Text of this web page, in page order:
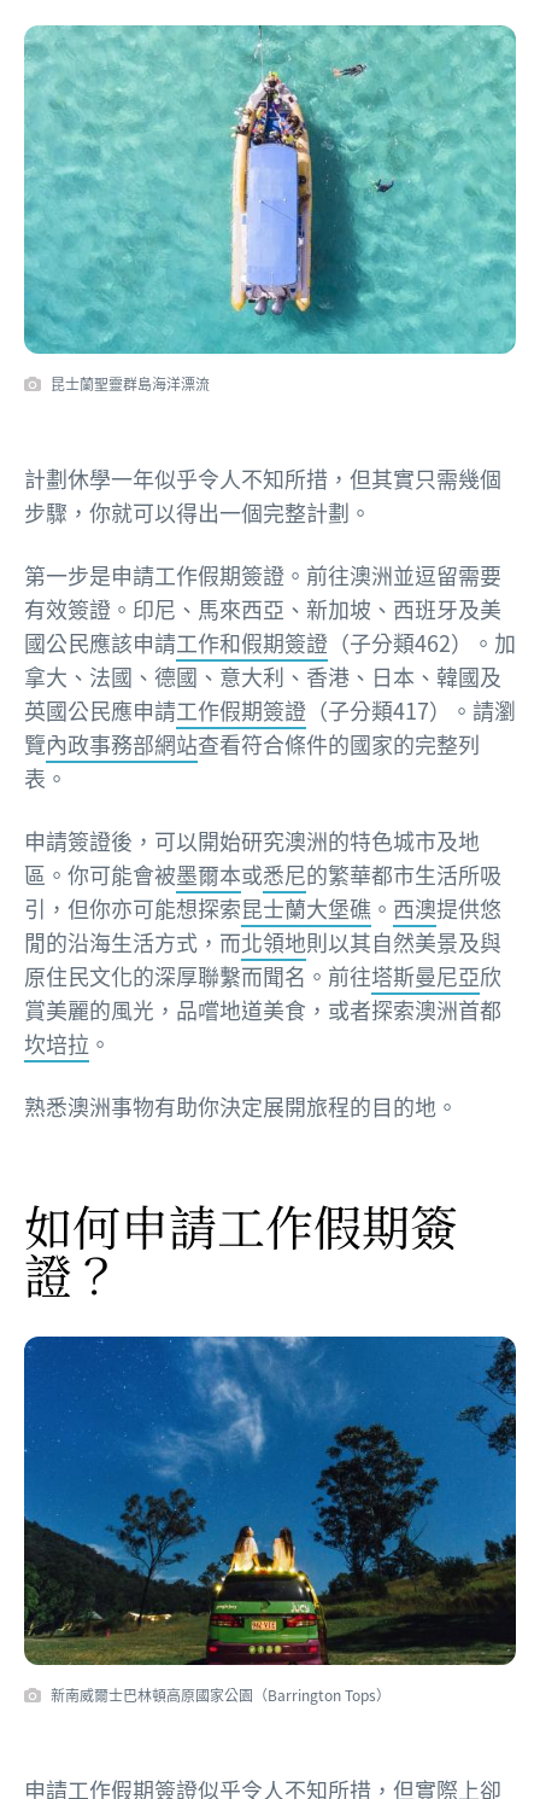
昆士蘭聖靈群島海洋漂流
計劃休學一年似乎令人不知所措，但其實只需幾個
步驟，你就可以得出一個完整計劃。
第一步是申請工作假期簽證。前往澳洲並逗留需要
有效簽證。印尼、馬來西亞、新加坡、西班牙及美
國公民應該申請工作和假期簽證 （子分類462）。加
拿大、法國、德國、意大利、香港、日本、韓國及
英國公民應申請工作假期簽證 （子分類417）。請瀏
覽內政事務部網站查看符合條件的國家的完整列
表。
申請簽證後，可以開始研究澳洲的特色城市及地
區。你可能會被墨爾本或悉尼的繁華都市生活所吸
引，但你亦可能想探索昆士蘭大堡礁 。 西澳提供悠
閒的沿海生活方式，而北領地則以其自然美景及與
原住民文化的深厚聯繫而聞名。前往塔斯曼尼亞欣
賞美麗的風光，品嚐地道美食，或者探索澳洲首都
坎培拉 。
熟悉澳洲事物有助你決定展開旅程的目的地。
如何申請工作假期簽
證？
新南威爾士巴林頓高原國家公園（Barrington Tops）
申請工作假期簽證似乎令人不知所措，但實際上卻